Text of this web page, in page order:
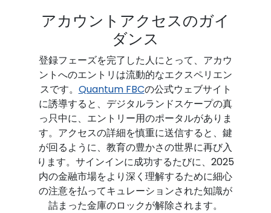
アカウントアクセスのガイ
ダンス
登録フェーズを完了した人にとって、アカウ
ントへのエントリは流動的なエクスペリエン
スです。 Quantum FBCの公式ウェブサイト
に誘導すると、デジタルランドスケープの真
っ只中に、エントリー用のポータルがありま
す。アクセスの詳細を慎重に送信すると、鍵
が回るように、教育の豊かさの世界に再び入
ります。サインインに成功するたびに、2025
内の金融市場をより深く理解するために細心
の注意を払ってキュレーションされた知識が
詰まった金庫のロックが解除されます。